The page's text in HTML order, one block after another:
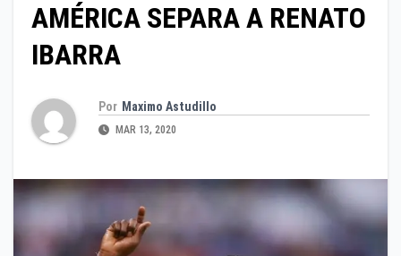
AMÉRICA SEPARA A RENATO
IBARRA
Por Maximo Astudillo
MAR 13, 2020